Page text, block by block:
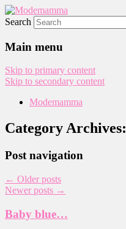
Modemamma
Search
Main menu
Skip to primary content
Skip to secondary content
Modemamma
Category Archives:
Post navigation
← Older posts
Newer posts →
Baby blue…